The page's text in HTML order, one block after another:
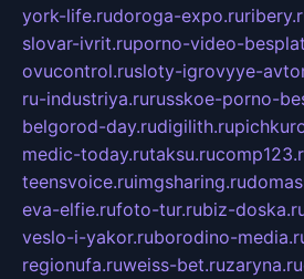
york-life.rudoroga-expo.ru
slovar-ivrit.ruporno-video-
ovucontrol.rusloty-igrovyye-
ru-industriya.rurusskoe-porno-
belgorod-day.rudigilith.ru
medic-today.rutaksu.ru
teensvoice.ruimgsharing.ru
eva-elfie.rufoto-tur.rubiz-
veslo-i-yakor.ruborodino-
regionufa.ruweiss-bet.ruzaryna.ru